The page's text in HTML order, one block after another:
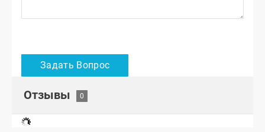
Отзывы